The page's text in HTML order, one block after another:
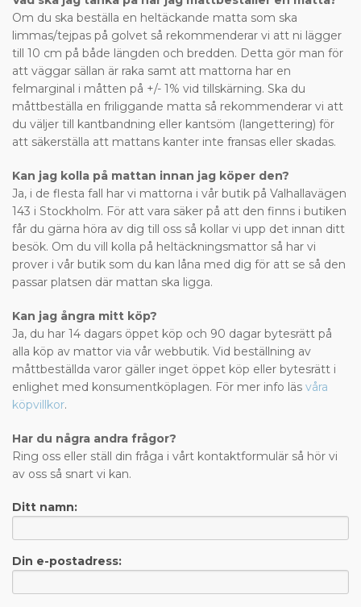
Om du ska beställa en heltäckande matta som ska
limmas/tejpas på golvet så rekommenderar vi att ni lägger
till 10 cm på både längden och bredden. Detta gör man för
att väggar sällan är raka samt att mattorna har en
felmarginal i måtten på +/- 1% vid tillskärning. Ska du
måttbeställa en friliggande matta så rekommenderar vi att
du väljer till kantbandning eller kantsöm (langettering) för
att säkerställa att mattans kanter inte fransas eller skadas.
Kan jag kolla på mattan innan jag köper den?
Ja, i de flesta fall har vi mattorna i vår butik på Valhallavägen
143 i Stockholm. För att vara säker på att den finns i butiken
får du gärna höra av dig till oss så kollar vi upp det innan ditt
besök. Om du vill kolla på heltäckningsmattor så har vi
prover i vår butik som du kan låna med dig för att se så den
passar platsen där mattan ska ligga.
Kan jag ångra mitt köp?
Ja, du har 14 dagars öppet köp och 90 dagar bytesrätt på
alla köp av mattor via vår webbutik. Vid beställning av
måttbeställda varor gäller inget öppet köp eller bytesrätt i
enlighet med konsumentköplagen. För mer info läs våra
köpvillkor.
Har du några andra frågor?
Ring oss eller ställ din fråga i vårt kontaktformulär så hör vi
av oss så snart vi kan.
Ditt namn:
Din e-postadress: